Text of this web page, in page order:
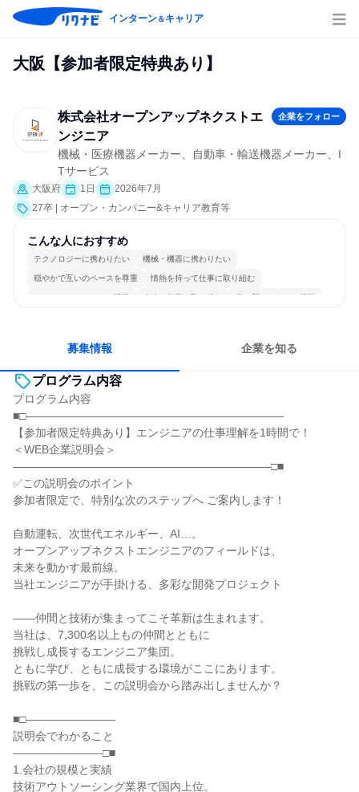
インターン＆キャリア
大阪【参加者限定特典あり】
株式会社オープンアップネクストエ
ンジニア
企業をフォロー
機械・医療機器メーカー、自動車・輸送機器メーカー、I
Tサービス
大阪府 1日
2026年7月
27卒 | オープン・カンパニー&キャリア教育等
こんな人におすすめ
テクノロジーに携わりたい 機械・機器に携わりたい
穏やかで互いのペースを尊重 情熱を持って仕事に取り組む
コミュニケーションが活発 冷静に仕事に取り組む 常に新しいものに挑戦
募集情報 企業を知る
プログラム内容
プログラム内容
■□―――――――――――――――――――――――
【参加者限定特典あり】エンジニアの仕事理解を1時間で！
＜WEB企業説明会＞
―――――――――――――――――――――――□■
✅この説明会のポイント
参加者限定で、特別な次のステップへ ご案内します！
自動運転、次世代エネルギー、AI…。
オープンアップネクストエンジニアのフィールドは、
未来を動かす最前線。
当社エンジニアが手掛ける、多彩な開発プロジェクト
――仲間と技術が集まってこそ革新は生まれます。
当社は、7,300名以上もの仲間とともに
挑戦し成長するエンジニア集団。
ともに学び、ともに成長する環境がここにあります。
挑戦の第一歩を、この説明会から踏み出しませんか？
■□――――――――
説明会でわかること
――――――――□■
1.会社の規模と実績
技術アウトソーシング業界で国内上位。